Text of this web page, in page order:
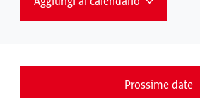
Prossime date